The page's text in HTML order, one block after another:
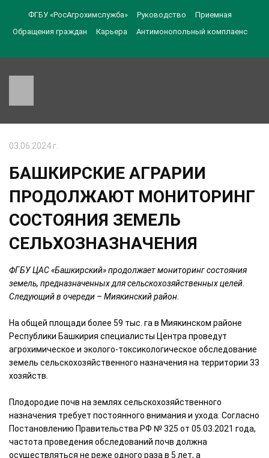
ФГБУ «РосАгрохимслужба» Руководство
Приемная
Обращения граждан
Карьера Антимонопольный комплаенс
03.06.2024 г.
БАШКИРСКИЕ АГРАРИИ
ПРОДОЛЖАЮТ МОНИТОРИНГ
СОСТОЯНИЯ ЗЕМЕЛЬ
СЕЛЬХОЗНАЗНАЧЕНИЯ
ФГБУ ЦАС «Башкирский» продолжает мониторинг состояния
земель, предназначенных для сельскохозяйственных целей.
Следующий в очереди – Миякинский район.
На общей площади более 59 тыс. га в Миякинском районе
Республики Башкирия специалисты Центра проведут
агрохимическое и эколого-токсикологическое обследование
земель сельскохозяйственного назначения на территории 33
хозяйств.
Плодородие почв на землях сельскохозяйственного
назначения требует постоянного внимания и ухода. Согласно
Постановлению Правительства РФ № 325 от 05.03.2021 года,
частота проведения обследований почв должна
осуществляться не реже одного раза в 5 лет, а